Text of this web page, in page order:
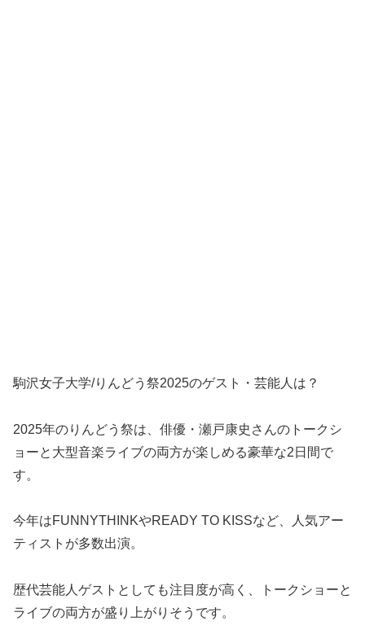
駒沢女子大学/りんどう祭2025のゲスト・芸能人は？
2025年のりんどう祭は、俳優・瀬戸康史さんのトークシ
ョーと大型音楽ライブの両方が楽しめる豪華な2日間で
す。
今年はFUNNYTHINKやREADY TO KISSなど、人気アー
ティストが多数出演。
歴代芸能人ゲストとしても注目度が高く、トークショーと
ライブの両方が盛り上がりそうです。